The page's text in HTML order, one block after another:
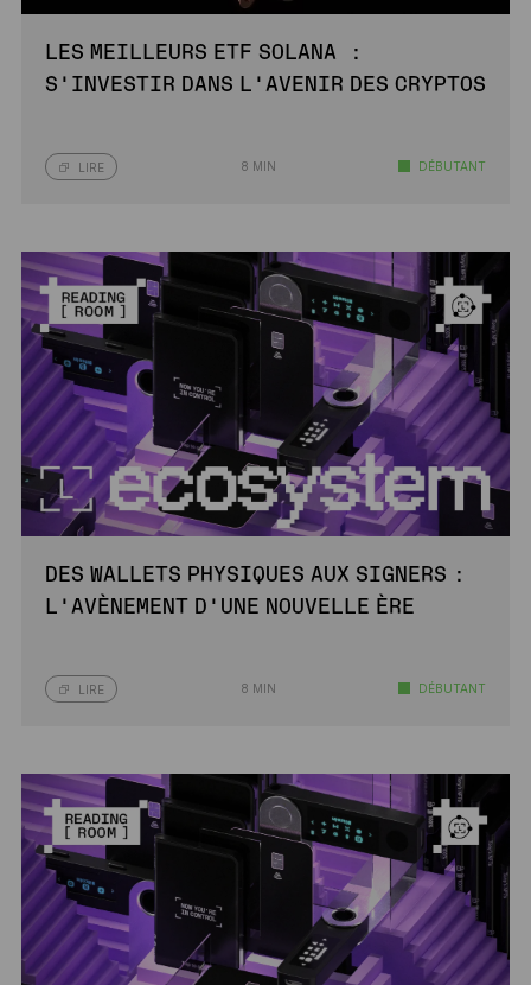
LES MEILLEURS ETF SOLANA :
S’INVESTIR DANS L’AVENIR DES CRYPTOS
LIRE 8 MIN DÉBUTANT
DES WALLETS PHYSIQUES AUX SIGNERS :
L’AVÈNEMENT D’UNE NOUVELLE ÈRE
LIRE 8 MIN DÉBUTANT